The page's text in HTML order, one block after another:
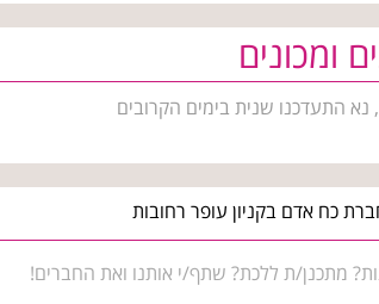
ומכונים
נא התעדכנו שנית בימים הקרובים
כח אדם בקניון עופר רחובות
מתכנן/ת ללכת? שתף/י אותנו ואת החברים!